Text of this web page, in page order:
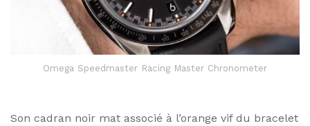
Omega Speedmaster Racing Master Chronometer
Son cadran noir mat associé à l’orange vif du bracelet